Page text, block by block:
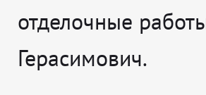
отделочные
Герасимович.